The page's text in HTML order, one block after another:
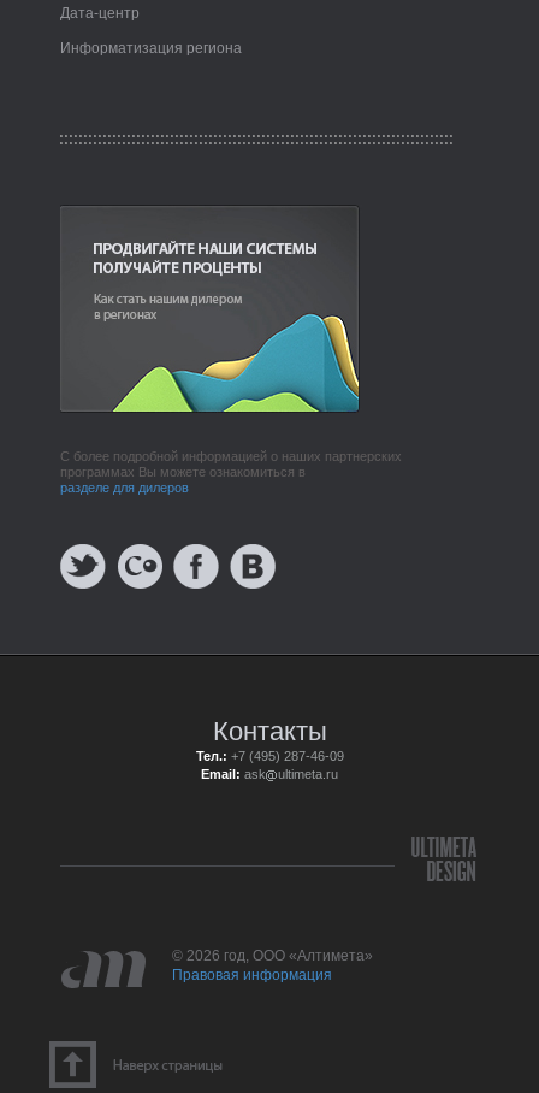
Дата-центр
Информатизация региона
С более подробной информацией о наших партнерских
программах Вы можете ознакомиться в
разделе для дилеров
Контакты
Тел.: +7 (495) 287-46-09
Email: ask ultimeta.ru
© 2026 год, ООО «Алтимета»
Правовая информация